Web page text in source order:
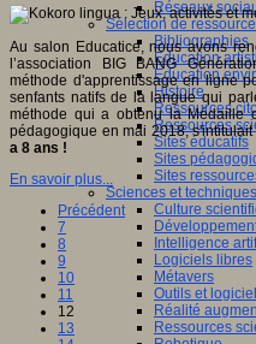
Réseaux
Sélection de
Bibliographies
Education
Education
Histoire
Ressources
Ressources
Sites éducatifs
Sites
Sites
Sciences et techniques
Culture
Intelligence
Logiciels libres
Métavers
Outils et
Réalité
Ressources
Au salon Educatice, nous avons
l’association BIG BANG
méthode d'apprentissage en ligne
senfants natifs de la langue qui
méthode qui a obtenu la Médaille
pédagogique en mai 2018,
a 8 ans !
En savoir plus...
Précédent
7
8
9
10
11
12
13